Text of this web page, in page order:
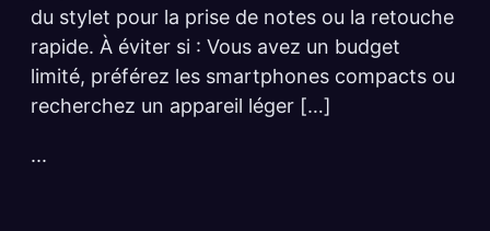
du stylet pour la prise de notes ou la retouche
rapide. À éviter si : Vous avez un budget
limité, préférez les smartphones compacts ou
recherchez un appareil léger […]
...